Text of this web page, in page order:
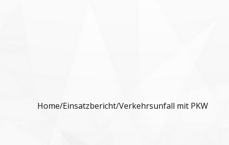
Home/Einsatzbericht/Verkehrsunfall mit PKW